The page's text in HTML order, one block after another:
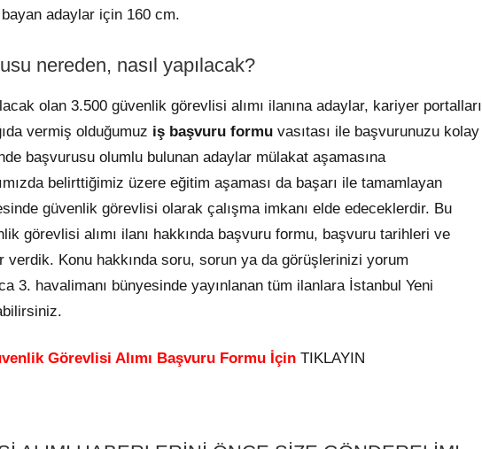
adaylar için 160 cm.
nereden, nasıl yapılacak?
olan 3.500 güvenlik görevlisi alımı ilanına adaylar, kariyer portalları
vermiş olduğumuz iş başvuru formu vasıtası ile başvurunuzu kolay
başvurusu olumlu bulunan adaylar mülakat aşamasına
belirttiğimiz üzere eğitim aşaması da başarı ile tamamlayan
güvenlik görevlisi olarak çalışma imkanı elde edeceklerdir. Bu
görevlisi alımı ilanı hakkında başvuru formu, başvuru tarihleri ve
verdik. Konu hakkında soru, sorun ya da görüşlerinizi yorum
3. havalimanı bünyesinde yayınlanan tüm ilanlara İstanbul Yeni
Görevlisi Alımı Başvuru Formu İçin TIKLAYIN